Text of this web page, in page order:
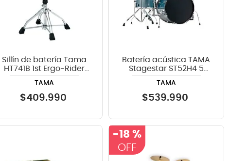
Sillín de batería Tama
HT741B 1st Ergo-Rider
TAMA
$409.990
Batería acústica TAMA
Stagestar ST52H4 5
TAMA
$539.990
-18 %